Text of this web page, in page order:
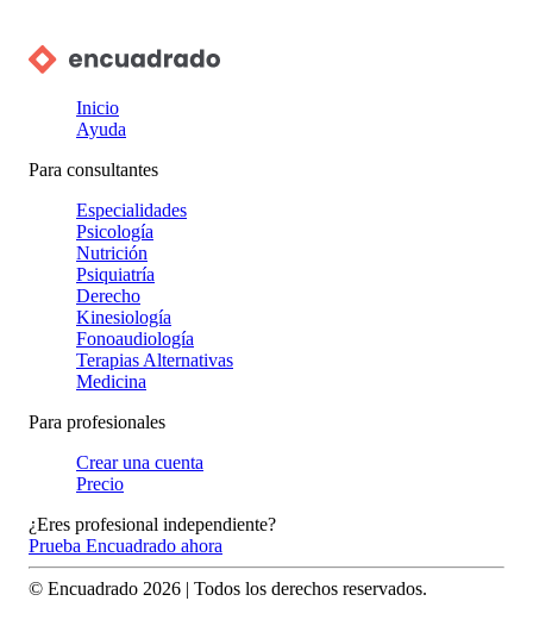
Inicio
Ayuda
Para consultantes
Especialidades
Psicología
Nutrición
Psiquiatría
Derecho
Kinesiología
Fonoaudiología
Terapias Alternativas
Medicina
Para profesionales
Crear una cuenta
Precio
¿Eres profesional independiente?
Prueba Encuadrado ahora
© Encuadrado 2026 | Todos los derechos reservados.